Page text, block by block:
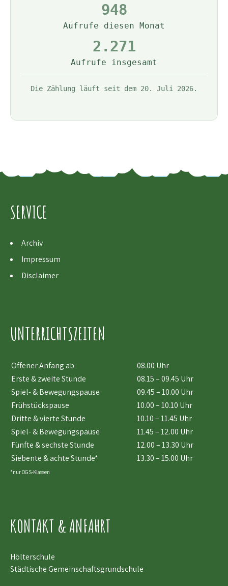
948
Aufrufe diesen Monat
2.271
Aufrufe insgesamt
Die Zählung läuft seit dem 20. Juli 2026.
SERVICE
Archiv
Impressum
Disclaimer
UNTERRICHTSZEITEN
Offener Anfang ab
08.00 Uhr
Erste & zweite Stunde
08.15 – 09.45 Uhr
Spiel- & Bewegungspause
09.45 – 10.00 Uhr
Frühstückspause
10.00 – 10.10 Uhr
Dritte & vierte Stunde
10.10 – 11.45 Uhr
Spiel- & Bewegungspause
11.45 – 12.00 Uhr
Fünfte & sechste Stunde
12.00 – 13.30 Uhr
Siebente & achte Stunde*
13.30 – 15.00 Uhr
*nur OGS-Klassen
KONTAKT & ANFAHRT
Hölterschule
Städtische Gemeinschaftsgrundschule